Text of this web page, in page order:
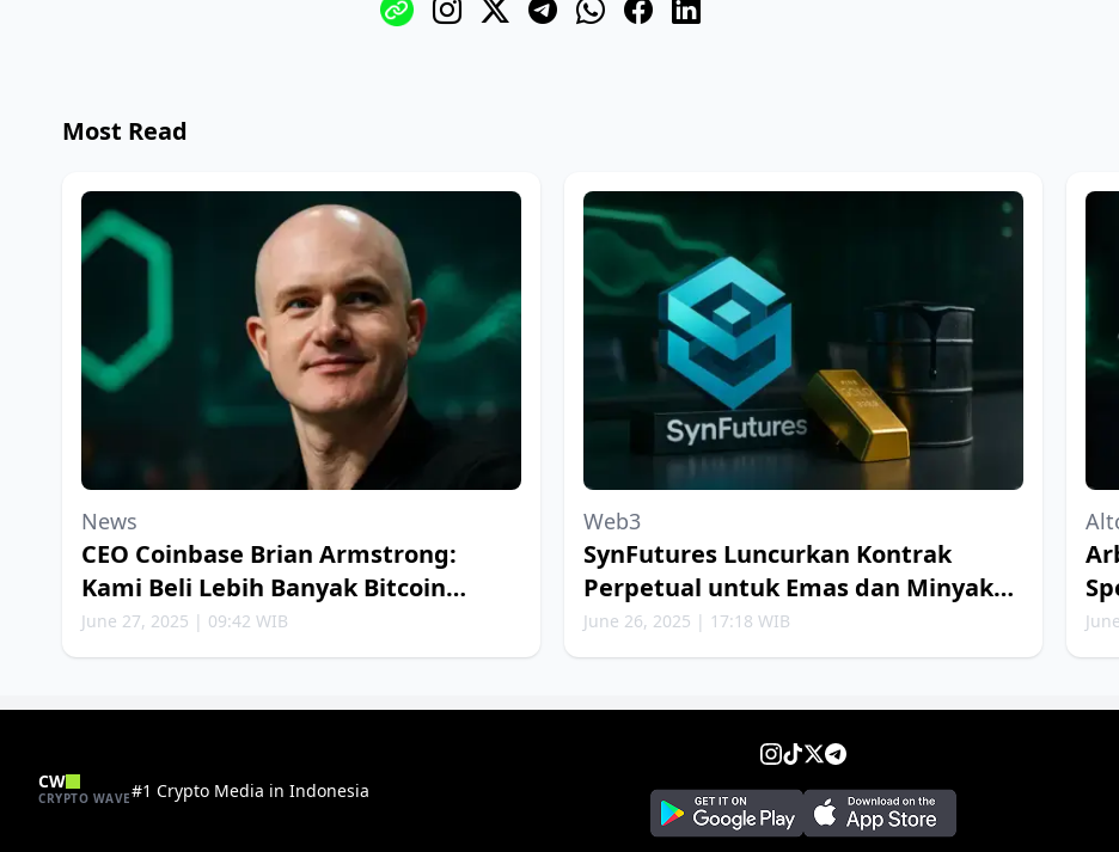
Most Read
News
CEO Coinbase Brian Armstrong:
Kami Beli Lebih Banyak Bitcoin
Setiap Minggu
June 27, 2025 | 09:42 WIB
Web3
SynFutures Luncurkan Kontrak
Perpetual untuk Emas dan Minyak
Bumi
June 26, 2025 | 17:18 WIB
CW
CRYPTO WAVE#1 Crypto Media in Indonesia